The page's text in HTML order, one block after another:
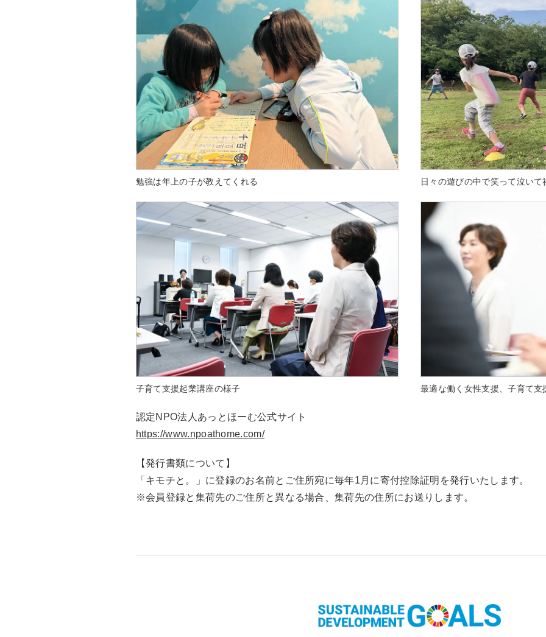
勉強は年上の子が教えてくれる 日々の遊びの中で笑って泣い
子育て支援起業講座の様子 最適な働く女性支援、子育て
認定NPO法人あっとほーむ公式サイト
https://www.npoathome.com/
【発行書類について】
「キモチと。」に登録のお名前とご住所宛に毎年1月に寄付控除証明を発行いたします。
※会員登録と集荷先のご住所と異なる場合、集荷先の住所にお送りします。